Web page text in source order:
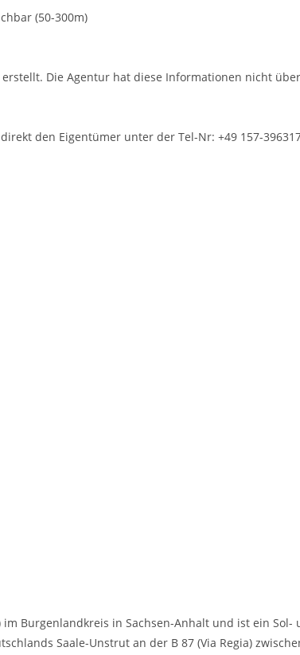
(50-300m)
Die Agentur hat diese Informationen nicht
den Eigentümer unter der Tel-Nr: +49 157-
Burgenlandkreis in Sachsen-Anhalt und ist ein
Saale-Unstrut an der B 87 (Via Regia)